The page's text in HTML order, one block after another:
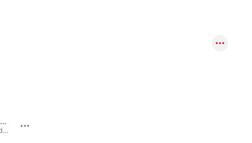
Roedd Yn y Wlad Honno
Dal Gyda'n Gilydd / Still Together · 2024